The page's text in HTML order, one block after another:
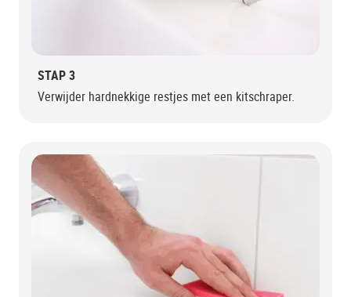
STAP 3
Verwijder hardnekkige restjes met een kitschraper.